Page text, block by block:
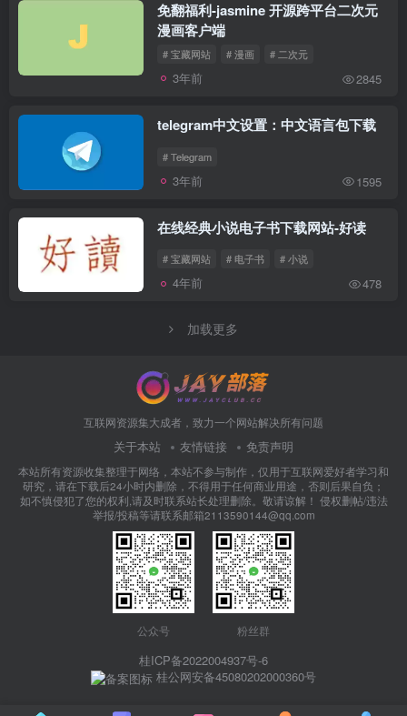
免翻福利-jasmine 开源跨平台二次元
漫画客户端
# 宝藏网站 # 漫画 # 二次元
3年前 2845
telegram中文设置：中文语言包下载
# Telegram
3年前 1595
在线经典小说电子书下载网站-好读
# 宝藏网站 # 电子书 # 小说
4年前 478
加载更多
互联网资源集大成者，致力一个网站解决所有问题
关于本站 友情链接 免责声明
本站所有资源收集整理于网络，本站不参与制作，仅用于互联网爱好者学习和
研究，请在下载后24小时内删除，不得用于任何商业用途，否则后果自负；
如不慎侵犯了您的权利,请及时联系站长处理删除。敬请谅解！ 侵权删帖/违法
举报/投稿等请联系邮箱2113590144@qq.com
公众号 粉丝群
桂ICP备2022004937号-6
桂公网安备45080202000360号